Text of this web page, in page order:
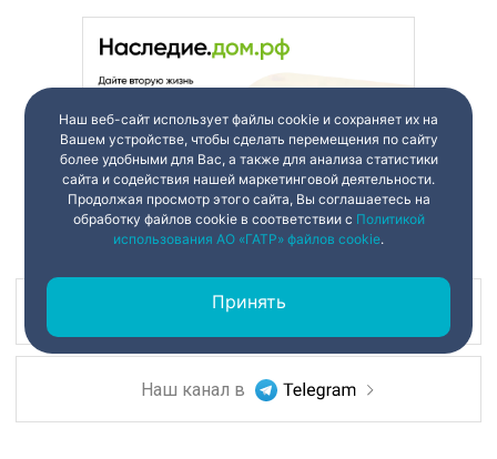
Наш канал в
Наш канал в
Наш веб-сайт использует файлы cookie и сохраняет их на
Вашем устройстве, чтобы сделать перемещения по сайту
более удобными для Вас, а также для анализа статистики
сайта и содействия нашей маркетинговой деятельности.
Продолжая просмотр этого сайта, Вы соглашаетесь на
обработку файлов cookie в соответствии с Политикой
использования АО «ГАТР» файлов cookie.
Принять